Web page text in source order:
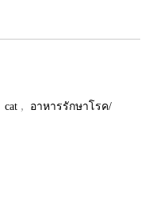
cat ,
อาหารรักษาโรค/